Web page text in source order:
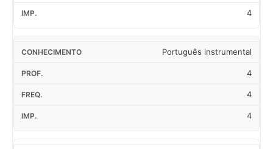
4
Português instrumental
4
4
4